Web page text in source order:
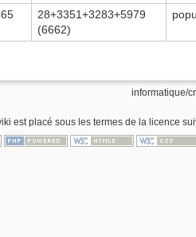
28+3351+3283+5979
(6662)
informatique/
est placé sous les termes de la licence